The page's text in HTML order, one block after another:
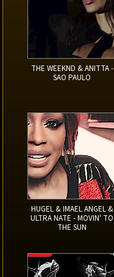
THE WEEKND & ANITTA -
SAO PAULO
HUGEL & IMAEL ANGEL &
ULTRA NATE - MOVIN' TO
THE SUN